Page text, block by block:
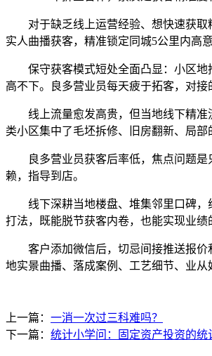
对于缺乏线上运营经验、想快速获取精
实人曲播获客，精准锁定同城5公里内高
保守获客模式短处全面凸显：小区地
高不下。良多营业员每天疲于拓客，对
线上流量愈发高贵，但当地线下精准
类小区集中了毛坯拆修、旧房翻新、局
良多营业员获客后率低，焦点问题是
赖，指导到店。
线下深耕当地楼盘、堆集邻里口碑，
打法，既能脱节获客内卷，也能实现业
客户添加微信后，切忌间接推送报价
地实景曲播、落成案例、工艺细节、业
上一篇： 一消一次过三科难吗？
下一篇： 统计小学问：固定资产投资的统